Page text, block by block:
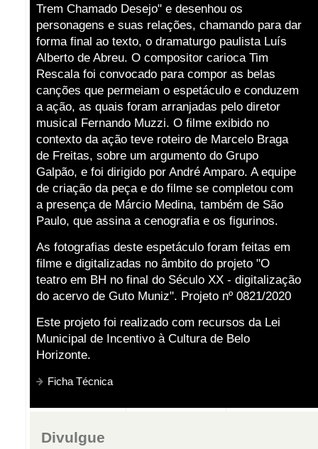
Trem Chamado Desejo" e desenhou os
personagens e suas relações, chamando para dar
forma final ao texto, o dramaturgo paulista Luís
Alberto de Abreu. O compositor carioca Tim
Rescala foi convocado para compor as belas
canções que permeiam o espetáculo e conduzem
a ação, as quais foram arranjadas pelo diretor
musical Fernando Muzzi. O filme exibido no
contexto da ação teve roteiro de Marcelo Braga
de Freitas, sobre um argumento do Grupo
Galpão, e foi dirigido por André Amparo. A equipe
de criação da peça e do filme se completou com
a presença de Márcio Medina, também de São
Paulo, que assina a cenografia e os figurinos.
As fotografias deste espetáculo foram feitas em
filme e digitalizadas no âmbito do projeto "O
teatro em BH no final do Século XX - digitalização
do acervo de Guto Muniz". Projeto nº 0821/2020
Este projeto foi realizado com recursos da Lei
Municipal de Incentivo à Cultura de Belo
Horizonte.
Ficha Técnica
Divulgue